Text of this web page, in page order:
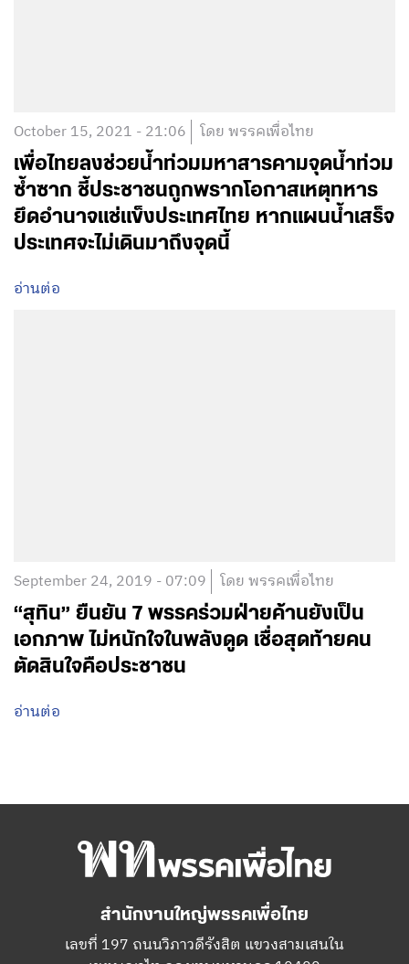
October 15, 2021 - 21:06 โดย พรรคเพื่อไทย
เพื่อไทยลงช่วยน้ำท่วมมหาสารคามจุดน้ำท่วม
ซ้ำซาก ชี้ประชาชนถูกพรากโอกาสเหตุทหาร
ยึดอำนาจแช่แข็งประเทศไทย หากแผนน้ำเสร็จ
ประเทศจะไม่เดินมาถึงจุดนี้
อ่านต่อ
September 24, 2019 - 07:09 โดย พรรคเพื่อไทย
“สุทิน”​ ยืนยัน 7 พรรคร่วมฝ่ายค้านยังเป็น
เอกภาพ ไม่หนักใจในพลังดูด เชื่อสุดท้ายคน
ตัดสินใจคือประชาชน
อ่านต่อ
สำนักงานใหญ่พรรคเพื่อไทย
เลขที่ 197 ถนนวิภาวดีรังสิต แขวงสามเสนใน